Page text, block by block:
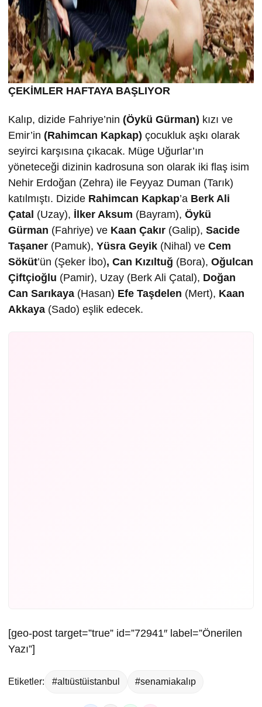
ÇEKİMLER HAFTAYA BAŞLIYOR
Kalıp, dizide Fahriye’nin (Öykü Gürman) kızı ve
Emir’in (Rahimcan Kapkap) çocukluk aşkı olarak
seyirci karşısına çıkacak. Müge Uğurlar’ın
yöneteceği dizinin kadrosuna son olarak iki flaş isim
Nehir Erdoğan (Zehra) ile Feyyaz Duman (Tarık)
katılmıştı. Dizide Rahimcan Kapkap’a Berk Ali
Çatal (Uzay), İlker Aksum (Bayram), Öykü
Gürman (Fahriye) ve Kaan Çakır (Galip), Sacide
Taşaner (Pamuk), Yüsra Geyik (Nihal) ve Cem
Söküt’ün (Şeker İbo), Can Kızıltuğ (Bora), Oğulcan
Çiftçioğ lu (Pamir), Uzay (Berk Ali Çatal), Doğan
Can Sarıkaya (Hasan) Efe Taşdelen (Mert), Kaan
Akkaya (Sado) eşlik edecek.
[geo-post target=”true” id=”72941″ label=”Önerilen
Yazı”]
Etiketler: #altıüstüistanbul #senamiakalıp